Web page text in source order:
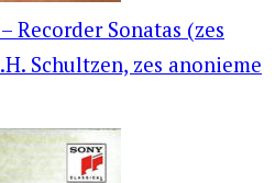
Recorder Sonatas (zes
Schultzen, zes anonieme